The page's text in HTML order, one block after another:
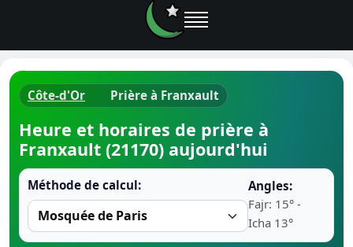
Ramadan
Côte-d'Or Prière à Franxault
Heure et horaires de prière à
Franxault (21170) aujourd'hui
Méthode de calcul:
Angles:
Fajr: 15° -
Icha 13°